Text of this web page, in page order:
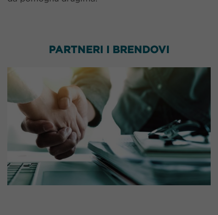
PARTNERI I BRENDOVI